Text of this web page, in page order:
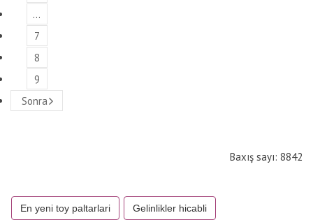
…
7
8
9
Sonra
Baxış sayı: 8842
En yeni toy paltarlari Gelinlikler hicabli